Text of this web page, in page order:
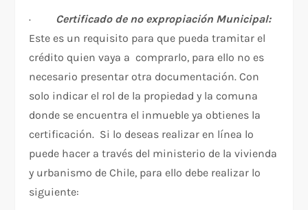
· Certificado de no expropiación Municipal:
Este es un requisito para que pueda tramitar el
crédito quien vaya a comprarlo, para ello no es
necesario presentar otra documentación. Con
solo indicar el rol de la propiedad y la comuna
donde se encuentra el inmueble ya obtienes la
certificación. Si lo deseas realizar en línea lo
puede hacer a través del ministerio de la vivienda
y urbanismo de Chile, para ello debe realizar lo
siguiente: